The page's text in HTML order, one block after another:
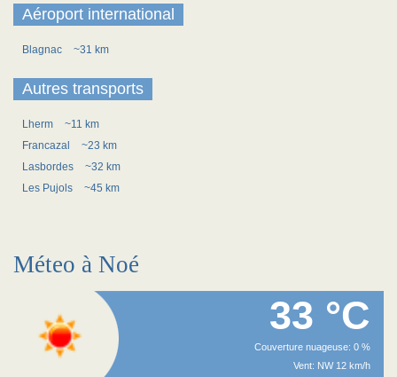
Aéroport international
Blagnac ~31 km
Autres transports
Lherm
~11 km
Francazal
~23 km
Lasbordes
~32 km
Les Pujols
~45 km
Méteo à Noé
33 °C
Couverture nuageuse: 0 %
Vent: NW 12 km/h